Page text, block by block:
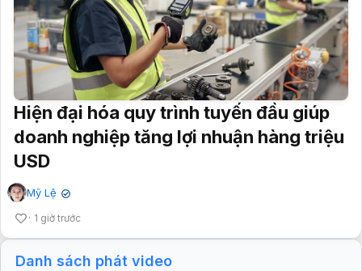
Hiện đại hóa quy trình tuyến đầu giúp
doanh nghiệp tăng lợi nhuận hàng triệu
USD
Mỹ Lệ ✔
1 giờ trước
Danh sách phát video